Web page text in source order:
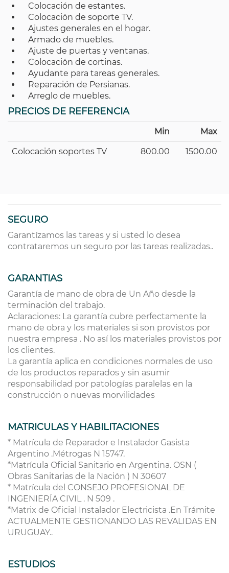
Colocación de estantes.
Colocación de soporte TV.
Ajustes generales en el hogar.
Armado de muebles.
Ajuste de puertas y ventanas.
Colocación de cortinas.
Ayudante para tareas generales.
Reparación de Persianas.
Arreglo de muebles.
PRECIOS DE REFERENCIA
Min Max
Colocación soportes TV 800.00 1500.00
SEGURO
Garantízamos las tareas y si usted lo desea
contrataremos un seguro por las tareas realizadas..
GARANTIAS
Garantía de mano de obra de Un Año desde la
terminación del trabajo.
Aclaraciones: La garantía cubre perfectamente la
mano de obra y los materiales si son provistos por
nuestra empresa . No así los materiales provistos por
los clientes.
La garantía aplica en condiciones normales de uso
de los productos reparados y sin asumir
responsabilidad por patologías paralelas en la
construcción o nuevas morvilidades
MATRICULAS Y HABILITACIONES
* Matrícula de Reparador e Instalador Gasista
Argentino .Métrogas N 15747.
*Matrícula Oficial Sanitario en Argentina. OSN (
Obras Sanitarias de la Nación ) N 30607
* Matrícula del CONSEJO PROFESIONAL DE
INGENIERÍA CIVIL . N 509 .
*Matrix de Oficial Instalador Electricista .En Trámite
ACTUALMENTE GESTIONANDO LAS REVALIDAS EN
URUGUAY..
ESTUDIOS